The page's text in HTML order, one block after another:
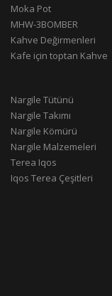
Moka Pot
MHW-3BOMBER
Kahve Değirmenleri
Kafe için toptan Kahve
Nargile Tütünü
Nargile Takımı
Nargile Kömürü
Nargile Malzemeleri
Terea Iqos
Iqos Terea Çeşitleri